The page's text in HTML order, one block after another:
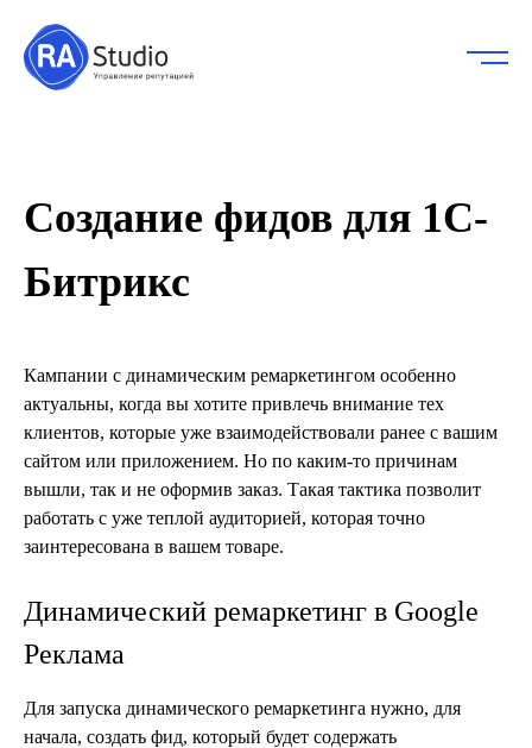
Создание фидов для 1С-
Битрикс
Кампании с динамическим ремаркетингом особенно
актуальны, когда вы хотите привлечь внимание тех
клиентов, которые уже взаимодействовали ранее с вашим
сайтом или приложением. Но по каким-то причинам
вышли, так и не оформив заказ. Такая тактика позволит
работать с уже теплой аудиторией, которая точно
заинтересована в вашем товаре.
Динамический ремаркетинг в Google
Реклама
Для запуска динамического ремаркетинга нужно, для
начала, создать фид, который будет содержать